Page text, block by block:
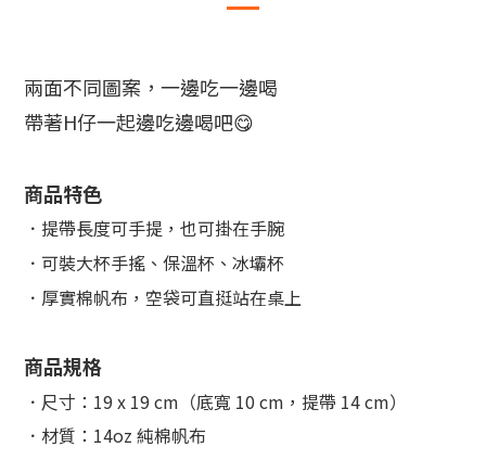
兩面不同圖案， 一邊吃一邊喝
帶著H仔一起邊吃邊喝吧😋
商品特色
．提帶長度可手提，也可掛在手腕
．可裝大杯手搖、保溫杯、冰壩杯
． 厚實棉帆布 ， 空袋可直挺站在桌上
商品規格
．尺寸：19 x 19 cm（底寬 10 cm，提帶 14 cm）
．材質：14oz 純棉帆布